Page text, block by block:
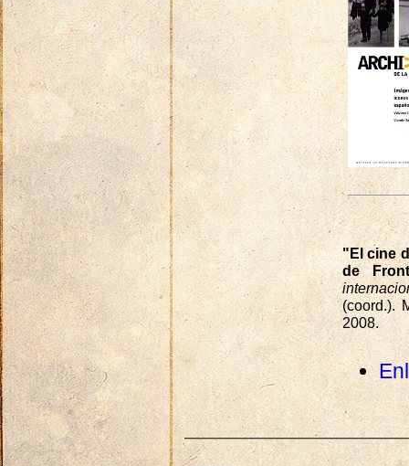
"El cine
de
(coord.).
2008.